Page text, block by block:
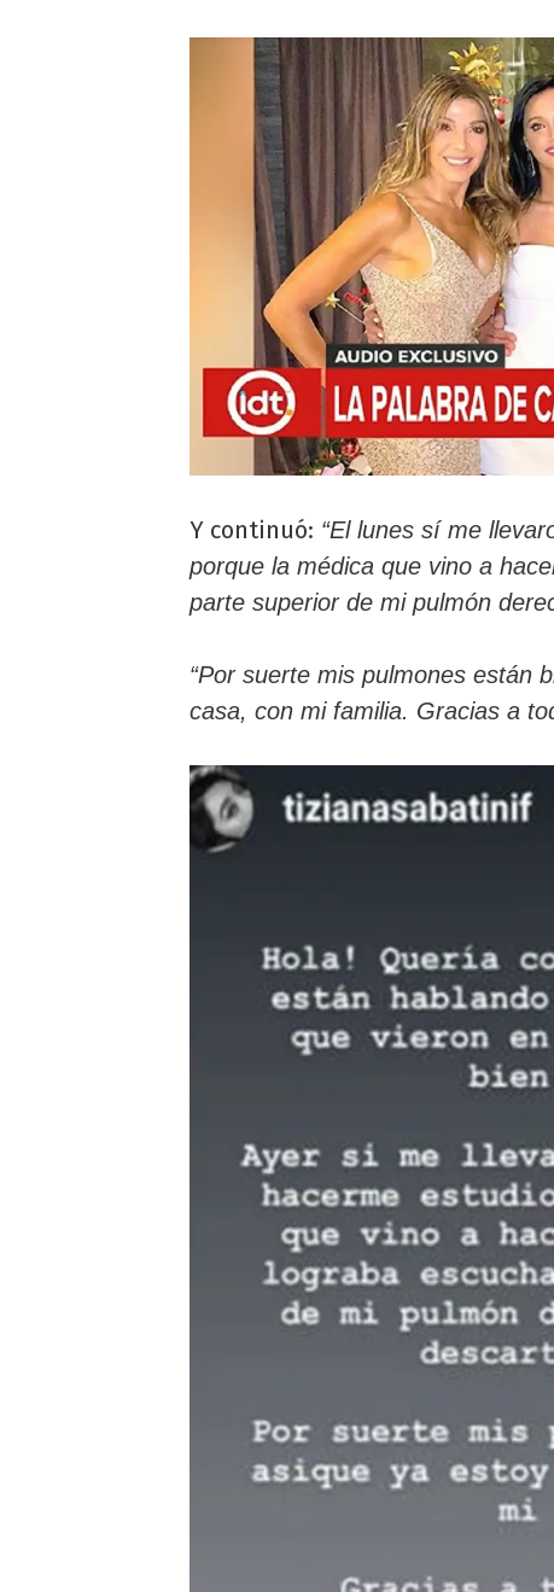
Y continuó: “El lunes sí me
porque la médica que vino a
parte superior de mi pulmón
“Por suerte mis pulmones están
casa, con mi familia. Gracias a